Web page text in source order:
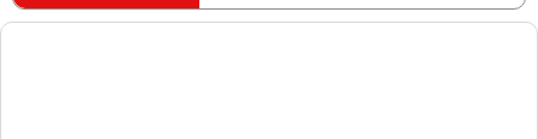
RECENT POSTS